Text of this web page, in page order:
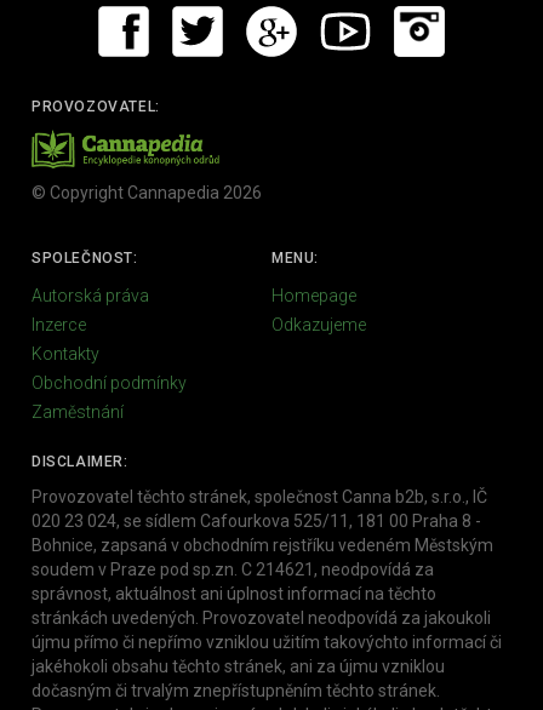
PROVOZOVATEL:
© Copyright Cannapedia 2026
SPOLEČNOST:
Autorská práva
Inzerce
Kontakty
Obchodní podmínky
Zaměstnání
MENU:
Homepage
Odkazujeme
DISCLAIMER:
Provozovatel těchto stránek, společnost Canna b2b, s.r.o., IČ
020 23 024, se sídlem Cafourkova 525/11, 181 00 Praha 8 -
Bohnice, zapsaná v obchodním rejstříku vedeném Městským
soudem v Praze pod sp.zn. C 214621, neodpovídá za
správnost, aktuálnost ani úplnost informací na těchto
stránkách uvedených. Provozovatel neodpovídá za jakoukoli
újmu přímo či nepřímo vzniklou užitím takovýchto informací či
jakéhokoli obsahu těchto stránek, ani za újmu vzniklou
dočasným či trvalým znepřístupněním těchto stránek.